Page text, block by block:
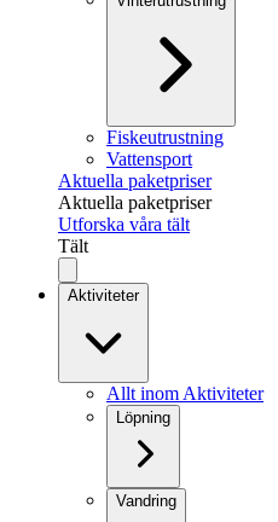
Fiskeutrustning
Vattensport
Aktuella paketpriser
Aktuella paketpriser
Utforska våra tält
Tält
Aktiviteter
Allt inom Aktiviteter
Löpning
Vandring